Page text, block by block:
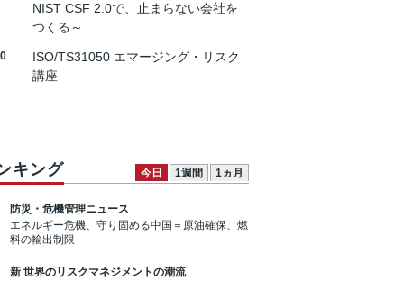
NIST CSF 2.0で、止まらない会社を
つくる～
ISO/TS31050 エマージング・リスク
講座
キング 今日 1週間 1ヵ月
防災・危機管理ニュース
エネルギー危機、守り固める中国＝原油確保、燃
料の輸出制限
新 世界のリスクマネジメントの潮流